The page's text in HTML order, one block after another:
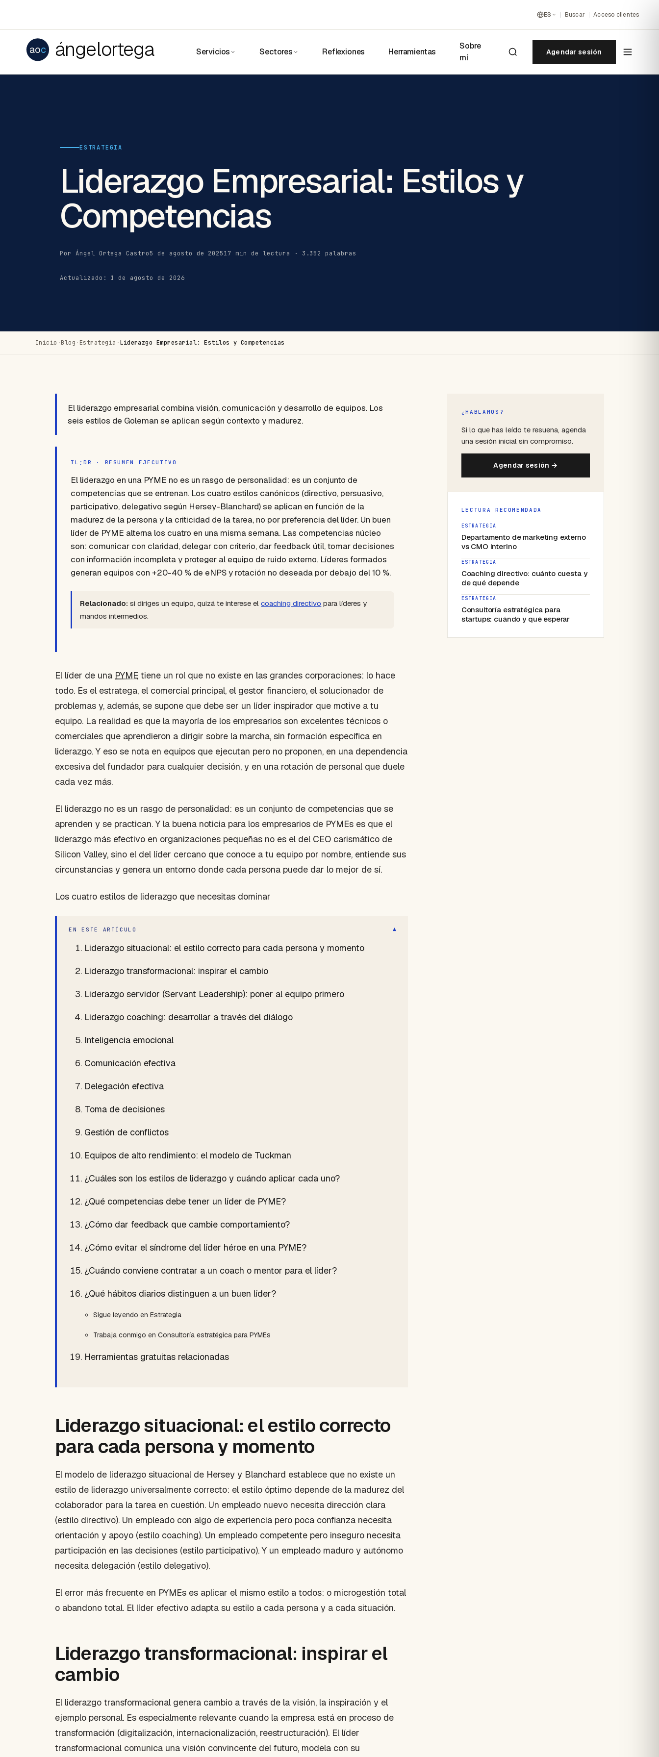
ES Buscar Acceso clientes
aoc ángelortega Servicios Sectores Reflexiones Herramientas
Sobre
mí
Agendar sesión
ESTRATEGIA
Liderazgo Empresarial: Estilos y
Competencias
Por Ángel Ortega Castro5 de agosto de 202517 min de lectura · 3.352 palabras
Actualizado: 1 de agosto de 2026
Inicio ·Blog · Estrategia ·Liderazgo Empresarial: Estilos y Competencias
El liderazgo empresarial combina visión, comunicación y desarrollo de equipos. Los
seis estilos de Goleman se aplican según contexto y madurez.
TL;DR · RESUMEN EJECUTIVO
El liderazgo en una PYME no es un rasgo de personalidad: es un conjunto de
competencias que se entrenan. Los cuatro estilos canónicos (directivo, persuasivo,
participativo, delegativo según Hersey-Blanchard) se aplican en función de la
madurez de la persona y la criticidad de la tarea, no por preferencia del líder. Un buen
líder de PYME alterna los cuatro en una misma semana. Las competencias núcleo
son: comunicar con claridad, delegar con criterio, dar feedback útil, tomar decisiones
con información incompleta y proteger al equipo de ruido externo. Líderes formados
generan equipos con +20-40 % de eNPS y rotación no deseada por debajo del 10 %.
Relacionado: si diriges un equipo, quizá te interese elcoaching directivo para líderes y
mandos intermedios.
El líder de una PYME tiene un rol que no existe en las grandes corporaciones: lo hace
todo. Es el estratega, el comercial principal, el gestor financiero, el solucionador de
problemas y, además, se supone que debe ser un líder inspirador que motive a tu
equipo. La realidad es que la mayoría de los empresarios son excelentes técnicos o
comerciales que aprendieron a dirigir sobre la marcha, sin formación específica en
liderazgo. Y eso se nota en equipos que ejecutan pero no proponen, en una dependencia
excesiva del fundador para cualquier decisión, y en una rotación de personal que duele
cada vez más.
El liderazgo no es un rasgo de personalidad: es un conjunto de competencias que se
aprenden y se practican. Y la buena noticia para los empresarios de PYMEs es que el
liderazgo más efectivo en organizaciones pequeñas no es el del CEO carismático de
Silicon Valley, sino el del líder cercano que conoce a tu equipo por nombre, entiende sus
circunstancias y genera un entorno donde cada persona puede dar lo mejor de sí.
Los cuatro estilos de liderazgo que necesitas dominar
EN ESTE ARTÍCULO ▾
Liderazgo situacional: el estilo correcto para cada persona y momento
Liderazgo transformacional: inspirar el cambio
Liderazgo servidor (Servant Leadership): poner al equipo primero
Liderazgo coaching: desarrollar a través del diálogo
Inteligencia emocional
Comunicación efectiva
Delegación efectiva
Toma de decisiones
Gestión de conflictos
Equipos de alto rendimiento: el modelo de Tuckman
¿Cuáles son los estilos de liderazgo y cuándo aplicar cada uno?
¿Qué competencias debe tener un líder de PYME?
¿Cómo dar feedback que cambie comportamiento?
¿Cómo evitar el síndrome del líder héroe en una PYME?
¿Cuándo conviene contratar a un coach o mentor para el líder?
¿Qué hábitos diarios distinguen a un buen líder?
Sigue leyendo en Estrategia
Trabaja conmigo en Consultoría estratégica para PYMEs
Herramientas gratuitas relacionadas
Liderazgo situacional: el estilo correcto
para cada persona y momento
El modelo de liderazgo situacional de Hersey y Blanchard establece que no existe un
estilo de liderazgo universalmente correcto: el estilo óptimo depende de la madurez del
colaborador para la tarea en cuestión. Un empleado nuevo necesita dirección clara
(estilo directivo). Un empleado con algo de experiencia pero poca confianza necesita
orientación y apoyo (estilo coaching). Un empleado competente pero inseguro necesita
participación en las decisiones (estilo participativo). Y un empleado maduro y autónomo
necesita delegación (estilo delegativo).
El error más frecuente en PYMEs es aplicar el mismo estilo a todos: o microgestión total
o abandono total. El líder efectivo adapta su estilo a cada persona y a cada situación.
Liderazgo transformacional: inspirar el
cambio
El liderazgo transformacional genera cambio a través de la visión, la inspiración y el
ejemplo personal. Es especialmente relevante cuando la empresa está en proceso de
transformación (digitalización, internacionalización, reestructuración). El líder
transformacional comunica una visión convincente del futuro, modela con su
¿HABLAMOS?
Si lo que has leído te resuena, agenda
una sesión inicial sin compromiso.
Agendar sesión →
LECTURA RECOMENDADA
ESTRATEGIA
Departamento de marketing externo
vs CMO interino
ESTRATEGIA
Coaching directivo: cuánto cuesta y
de qué depende
ESTRATEGIA
Consultoría estratégica para
startups: cuándo y qué esperar